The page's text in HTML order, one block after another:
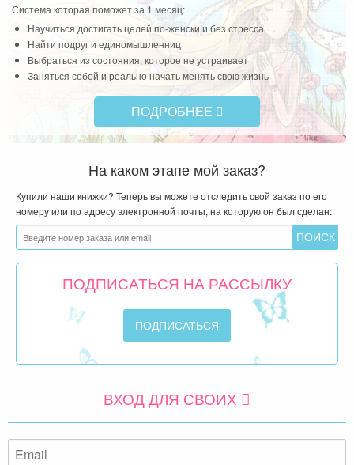
Система которая поможет за 1 месяц:
Научиться достигать целей по-женски и без стресса
Найти подруг и единомышленниц
Выбраться из состояния, которое не устраивает
Заняться собой и реально начать менять свою жизнь
ПОДРОБНЕЕ
На каком этапе мой заказ?
Купили наши книжки? Теперь вы можете отследить свой заказ по его
номеру или по адресу электронной почты, на которую он был сделан:
ПОДПИСАТЬСЯ НА РАССЫЛКУ
ВХОД ДЛЯ СВОИХ